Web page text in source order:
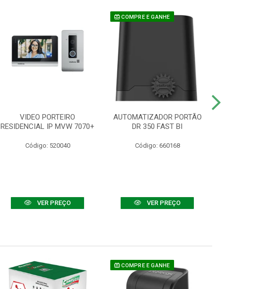
VIDEO PORTEIRO
RESIDENCIAL IP MVW 7070+
Código: 520040
VER PREÇO
COMPRE E GANHE
AUTOMATIZADOR PORTÃO
DR 350 FAST BI
Código: 660168
VER PREÇO
COMPRE E GANHE